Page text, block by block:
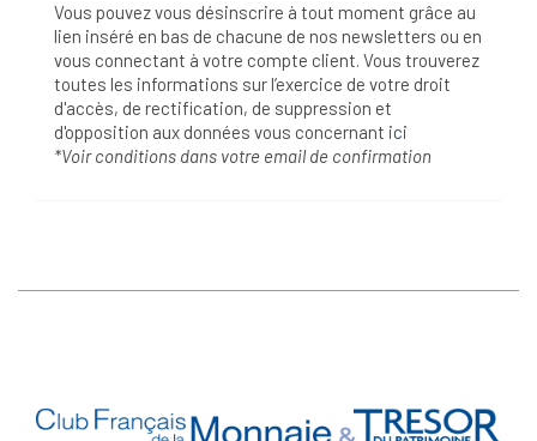
Vous pouvez vous désinscrire à tout moment grâce au
lien inséré en bas de chacune de nos newsletters ou en
vous connectant à votre compte client. Vous trouverez
toutes les informations sur l’exercice de votre droit
d'accès, de rectification, de suppression et
d'opposition aux données vous concernant ici
*Voir conditions dans votre email de confirmation